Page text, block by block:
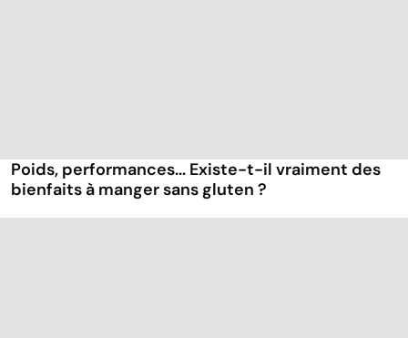
Poids, performances... Existe-t-il vraiment des
bienfaits à manger sans gluten ?